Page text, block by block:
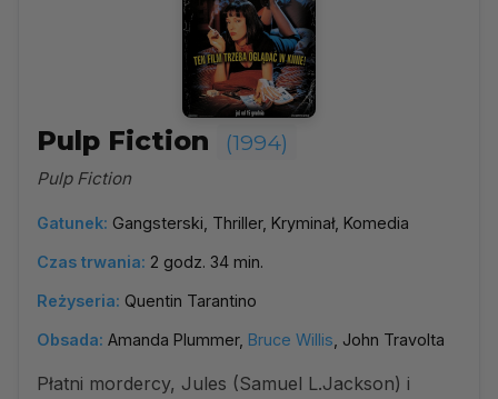
Pulp Fiction (1994)
Pulp Fiction
Gatunek: Gangsterski, Thriller, Kryminał, Komedia
Czas trwania: 2 godz. 34 min.
Reżyseria: Quentin Tarantino
Obsada: Amanda Plummer, Bruce Willis , John Travolta
Płatni mordercy, Jules (Samuel L.Jackson) i